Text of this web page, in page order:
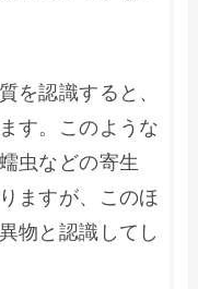
を認識すると、
す。このような
虫などの寄生
ますが、このほ
物と認識してし